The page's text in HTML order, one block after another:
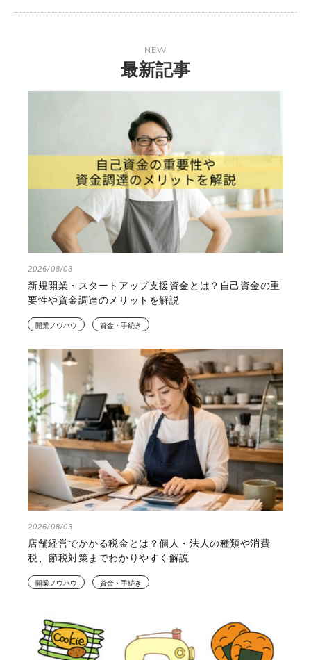
NEW
最新記事
2026/08/03
新規開業・スタートアップ支援資金とは？自己資金の重
要性や資金調達のメリットを解説
開業ノウハウ 資金・手続き
2026/08/03
店舗経営でかかる税金とは？個人・法人の種類や消費
税、節税対策までわかりやすく解説
開業ノウハウ 資金・手続き